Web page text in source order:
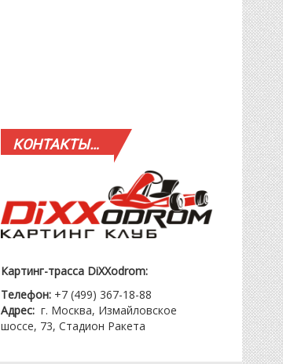
КОНТАКТЫ…
Картинг-трасса DiXXodrom:
Телефон: +7 (499) 367-18-88
Адрес: г. Москва, Измайловское
шоссе, 73, Стадион Ракета